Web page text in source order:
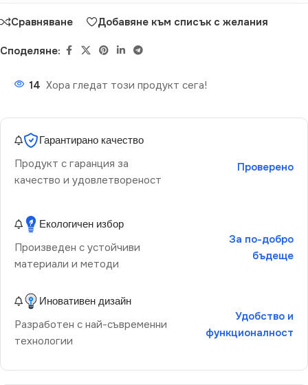
Сравняване Добавяне към списък с желания
Споделяне:
14 Хора гледат този продукт сега!
Гарантирано качество
Продукт с гаранция за
качество и удовлетвореност
Проверено
Екологичен избор
Произведен с устойчиви
материали и методи
За по-добро
бъдеще
Иновативен дизайн
Разработен с най-съвременни
технологии
Удобство и
функционалност